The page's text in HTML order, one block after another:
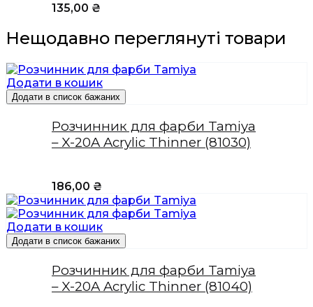
135,00 ₴
Нещодавно переглянуті товари
Додати в кошик
Додати в список бажаних
Розчинник для фарби Tamiya
– X-20A Acrylic Thinner (81030)
186,00 ₴
Додати в кошик
Додати в список бажаних
Розчинник для фарби Tamiya
– X-20A Acrylic Thinner (81040)